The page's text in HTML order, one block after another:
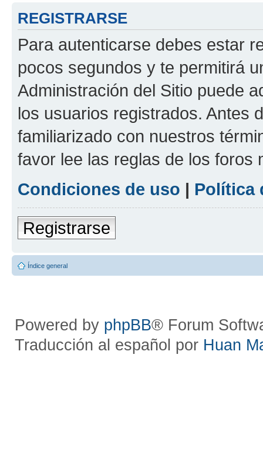
REGISTRARSE
Para autenticarse debes estar
pocos segundos y te permitirá
Administración del Sitio puede
los usuarios registrados. Antes
familiarizado con nuestros
favor lee las reglas de los foros
Condiciones de uso | Política
Registrarse
Índice general
Powered by phpBB® Forum
Traducción al español por Huan